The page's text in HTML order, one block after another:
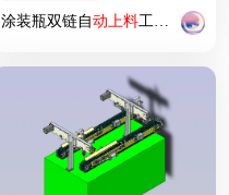
涂装瓶双链自动上料工位 流水线